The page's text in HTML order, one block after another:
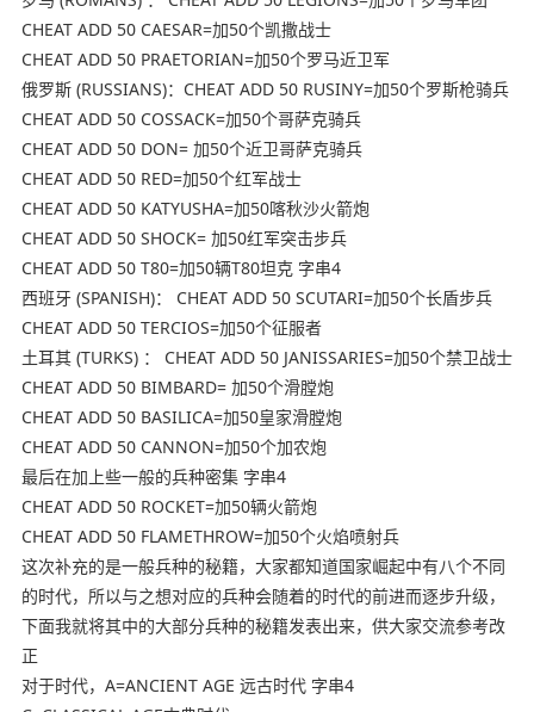
CHEAT ADD 50 CAESAR=加50个凯撒战士
CHEAT ADD 50 PRAETORIAN=加50个罗马近卫军
俄罗斯 (RUSSIANS)：CHEAT ADD 50 RUSINY=加50个罗斯枪骑兵
CHEAT ADD 50 COSSACK=加50个哥萨克骑兵
CHEAT ADD 50 DON= 加50个近卫哥萨克骑兵
CHEAT ADD 50 RED=加50个红军战士
CHEAT ADD 50 KATYUSHA=加50喀秋沙火箭炮
CHEAT ADD 50 SHOCK= 加50红军突击步兵
CHEAT ADD 50 T80=加50辆T80坦克 字串4
西班牙 (SPANISH)： CHEAT ADD 50 SCUTARI=加50个长盾步兵
CHEAT ADD 50 TERCIOS=加50个征服者
土耳其 (TURKS) ： CHEAT ADD 50 JANISSARIES=加50个禁卫战士
CHEAT ADD 50 BIMBARD= 加50个滑膛炮
CHEAT ADD 50 BASILICA=加50皇家滑膛炮
CHEAT ADD 50 CANNON=加50个加农炮
最后在加上些一般的兵种密集 字串4
CHEAT ADD 50 ROCKET=加50辆火箭炮
CHEAT ADD 50 FLAMETHROW=加50个火焰喷射兵
这次补充的是一般兵种的秘籍，大家都知道国家崛起中有八个不同
的时代，所以与之想对应的兵种会随着的时代的前进而逐步升级，
下面我就将其中的大部分兵种的秘籍发表出来，供大家交流参考改
正
对于时代，A=ANCIENT AGE 远古时代 字串4